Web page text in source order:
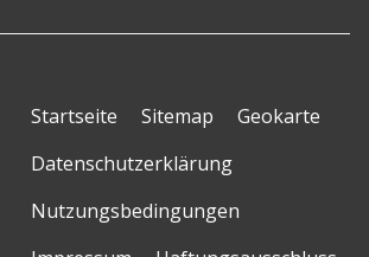
Startseite Sitemap
Geokarte
Datenschutzerklärung
Nutzungsbedingungen